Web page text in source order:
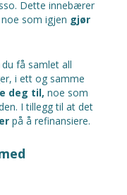
Dette innebærer
som igjen gjør
få samlet all
i ett og samme
deg til, noe som
I tillegg til at det
på å refinansiere.